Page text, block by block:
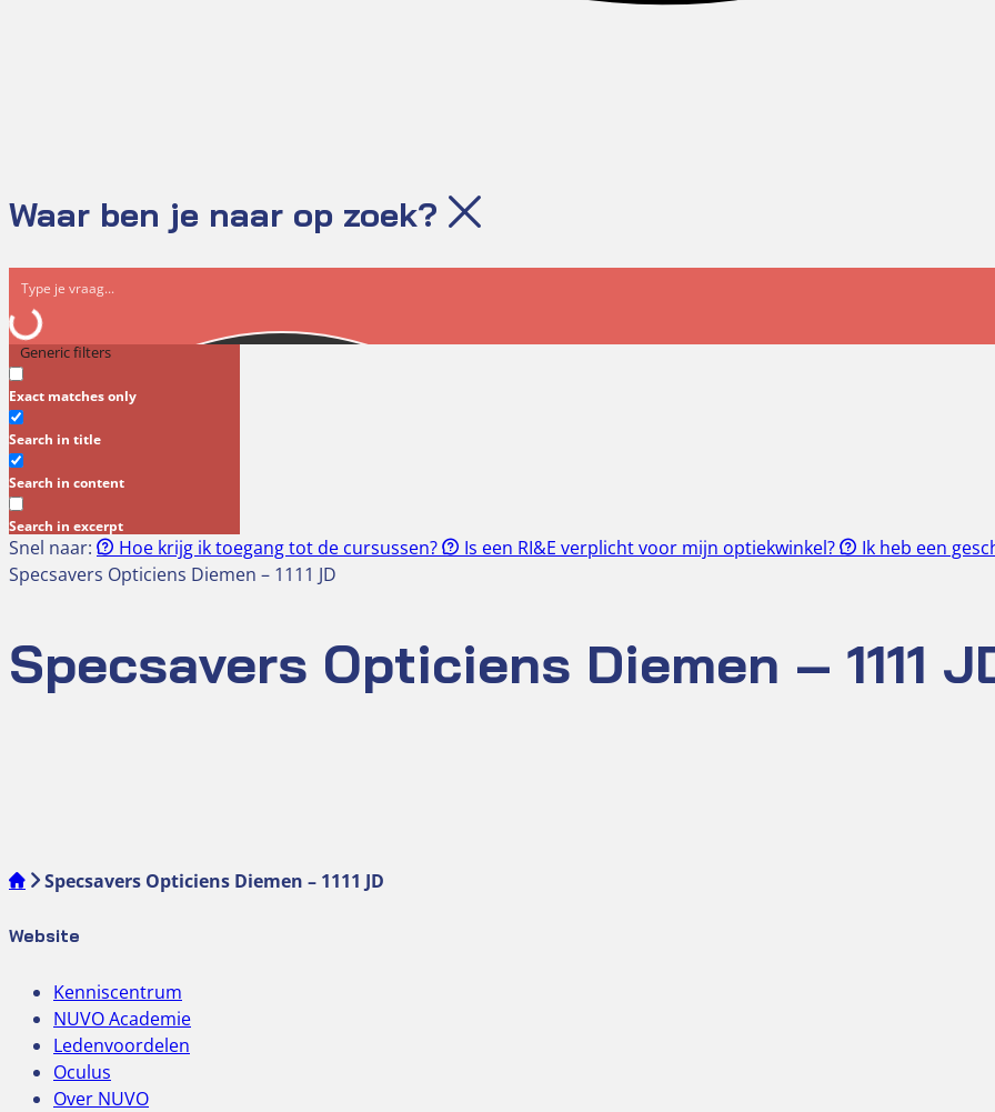
Waar ben je naar op zoek?
Generic filters
Exact matches only
Search in title
Search in content
Search in excerpt
Snel naar: Hoe krijg ik toegang tot de cursussen? Is een RI&E verplicht voor mijn optiekwinkel? Ik heb een
Specsavers Opticiens Diemen – 1111 JD
Specsavers Opticiens Diemen – 1111
Specsavers Opticiens Diemen – 1111 JD
Website
Kenniscentrum
NUVO Academie
Ledenvoordelen
Oculus
Over NUVO